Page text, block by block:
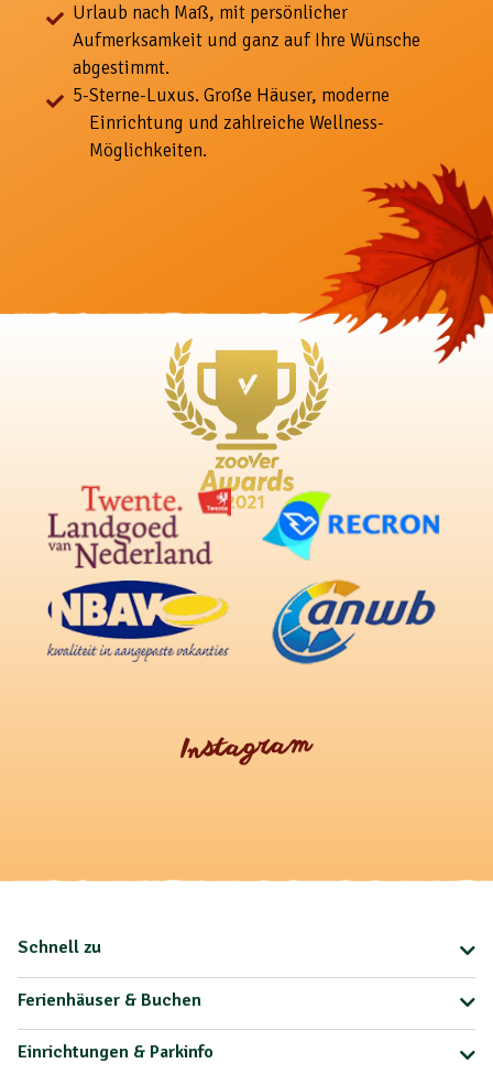
Urlaub nach Maß, mit persönlicher
Aufmerksamkeit und ganz auf Ihre Wünsche
abgestimmt.
5-Sterne-Luxus. Große Häuser, moderne
Einrichtung und zahlreiche Wellness-
Möglichkeiten.
Instagram
Schnell zu
Ferienhäuser & Buchen
Einrichtungen & Parkinfo